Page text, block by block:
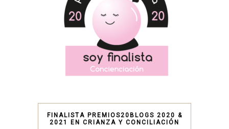
FINALISTA PREMIOS20BLOGS 2020 &
2021 EN CRIANZA Y CONCILIACIÓN